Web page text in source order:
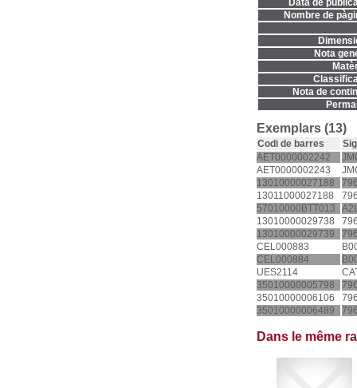
Data de
Nombre de
Nota
Nota de
Exemplars (13)
Codi de barres
AET0000002242
AET0000002243
13010000027188
13011000027188
57010000BTT013
13010000029738
13010000029739
CEL000883
CEL000884
UES2114
35010000005798
35010000006106
35010000006489
Dans le même